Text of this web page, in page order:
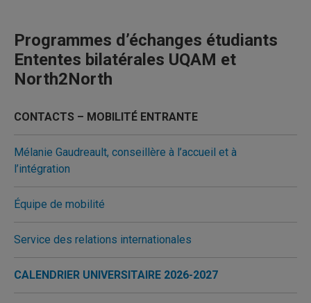
Programmes d’échanges étudiants
Ententes bilatérales UQAM et
North2North
CONTACTS – MOBILITÉ ENTRANTE
Mélanie Gaudreault, conseillère à l’accueil et à
l’intégration
Équipe de mobilité
Service des relations internationales
CALENDRIER UNIVERSITAIRE 2026-2027